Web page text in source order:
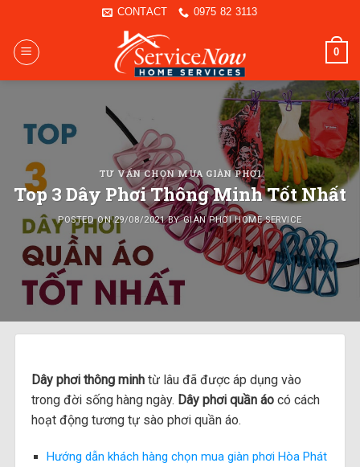
content
CONTACT 0975 82 3113
0
TƯ VẤN CHỌN MUA GIÀN PHƠI
Top 3 Dây Phơi Thông Minh Tốt Nhất
POSTED ON29/08/2021BYGIÀN PHƠI HOME SERVICE
Dây phơi thông minhtừ lâu đã được áp dụng vào
trong đời sống hàng ngày. Dây phơi quần áocó cách
hoạt động tương tự sào phơi quần áo.
Hướng dẫn khách hàng chọn mua giàn phơi Hòa Phát